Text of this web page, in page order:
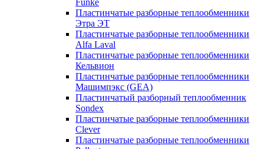
Funke
Пластинчатые разборные теплообменники
Этра ЭТ
Пластинчатые разборные теплообменники
Alfa Laval
Пластинчатые разборные теплообменники
Кельвион
Пластинчатые разборные теплообменники
Машимпэкс (GEA)
Пластинчатый разборный теплообменник
Sondex
Пластинчатые разборные теплообменники
Clever
Пластинчатые разборные теплообменники